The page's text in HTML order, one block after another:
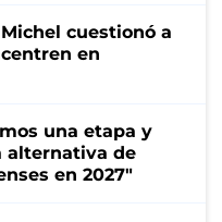
cuestionó a
en
una etapa y
alternativa de
en 2027"